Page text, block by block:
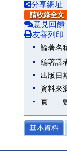
分享網址
請收錄全文
意見回饋
友善列印
論著名
編著譯
出版日
資料來
頁 數
基本資料